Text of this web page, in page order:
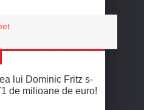
lui Dominic Fritz s-
de milioane de euro!